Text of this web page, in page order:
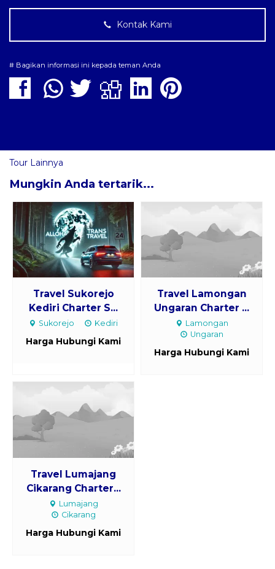
Kontak Kami
# Bagikan informasi ini kepada teman Anda
Tour Lainnya
Mungkin Anda tertarik...
Travel Sukorejo
Kediri Charter S...
Sukorejo Kediri
Harga Hubungi Kami
Travel Lamongan
Ungaran Charter ...
Lamongan
Ungaran
Harga Hubungi Kami
Travel Lumajang
Cikarang Charter...
Lumajang
Cikarang
Harga Hubungi Kami